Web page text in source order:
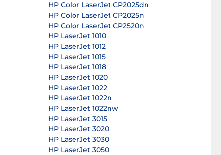
HP Color LaserJet CP2025dn
HP Color LaserJet CP2025n
HP Color LaserJet CP2520n
HP LaserJet 1010
HP LaserJet 1012
HP LaserJet 1015
HP LaserJet 1018
HP LaserJet 1020
HP LaserJet 1022
HP LaserJet 1022n
HP LaserJet 1022nw
HP LaserJet 3015
HP LaserJet 3020
HP LaserJet 3030
HP LaserJet 3050